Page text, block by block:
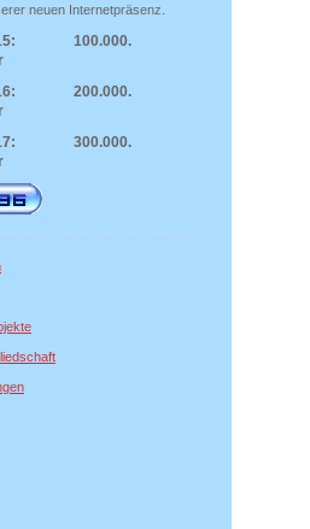
neuen Internetpräsenz.
100.000.
200.000.
300.000.